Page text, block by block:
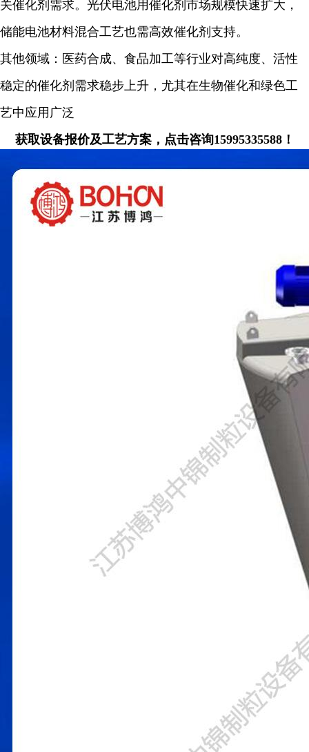
关催化剂需求。光伏电池用催化剂市场规模快速扩大，
储能电池材料混合工艺也需高效催化剂支持。
其他领域：医药合成、食品加工等行业对高纯度、活性
稳定的催化剂需求稳步上升，尤其在生物催化和绿色工
艺中应用广泛
获取设备报价及工艺方案，点击咨询15995335588！